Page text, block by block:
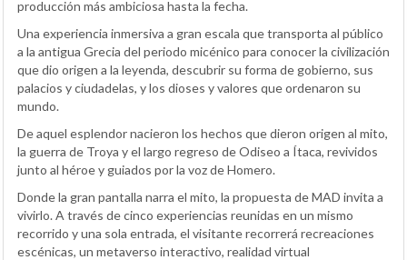
producción más ambiciosa hasta la fecha.
Una experiencia inmersiva a gran escala que transporta al público
a la antigua Grecia del periodo micénico para conocer la civilización
que dio origen a la leyenda, descubrir su forma de gobierno, sus
palacios y ciudadelas, y los dioses y valores que ordenaron su
mundo.
De aquel esplendor nacieron los hechos que dieron origen al mito,
la guerra de Troya y el largo regreso de Odiseo a Ítaca, revividos
junto al héroe y guiados por la voz de Homero.
Donde la gran pantalla narra el mito, la propuesta de MAD invita a
vivirlo. A través de cinco experiencias reunidas en un mismo
recorrido y una sola entrada, el visitante recorrerá recreaciones
escénicas, un metaverso interactivo, realidad virtual